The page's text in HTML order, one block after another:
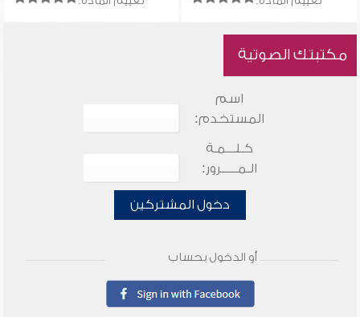
مكتبتك الصوتية
اسم
المستخدم:
كـلـــمـة
الـمـــــرور:
دخول المشتركين
أو الدخول بحساب